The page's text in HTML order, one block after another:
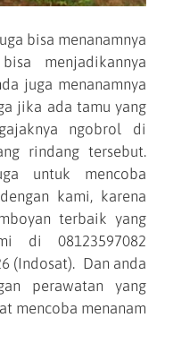
bisa menanamnya
menjadikannya
juga menanamnya
jika ada tamu yang
ngobrol di
rindang tersebut.
untuk mencoba
kami, karena
terbaik yang
di 08123597082
(Indosat). Dan anda
perawatan yang
mencoba menanam